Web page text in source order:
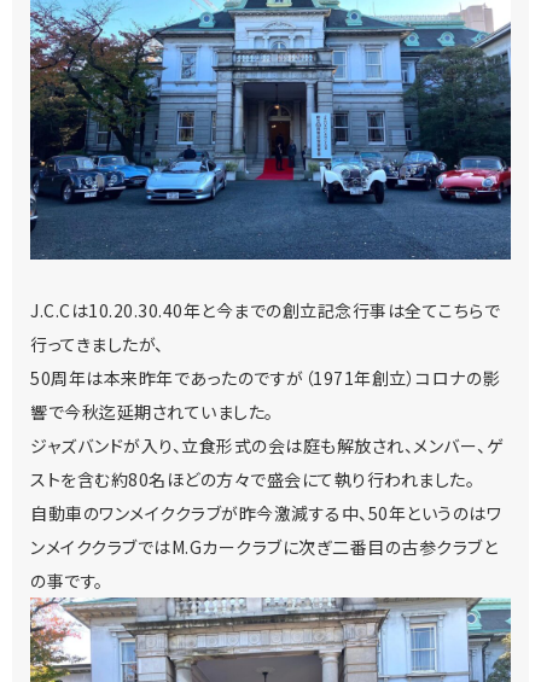
J.C.Cは10.20.30.40年と今までの創立記念行事は全てこちらで
行ってきましたが、
50周年は本来昨年であったのですが（1971年創立）コロナの影
響で今秋迄延期されていました。
ジャズバンドが入り、立食形式の会は庭も解放され、メンバー、ゲ
ストを含む約80名ほどの方々で盛会にて執り行われました。
自動車のワンメイククラブが昨今激減する中、50年というのはワ
ンメイククラブではM.Gカークラブに次ぎ二番目の古参クラブと
の事です。